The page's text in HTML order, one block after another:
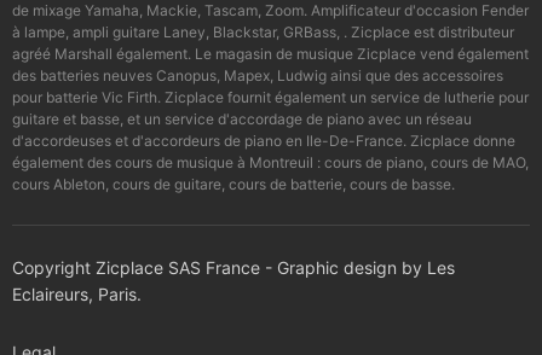
de mixage Yamaha, Mackie, Tascam, Zoom. Amplificateur d'occasion Fender
à lampe, ampli guitare Laney, Blackstar, GRBass, . Zicplace est distributeur
agréé Marshall également. Le magasin de musique Zicplace vend également
des batteries neuves Canopus, Mapex, Ludwig ainsi que des accessoires
pour batterie Vic Firth. Zicplace fournit également un service de lutherie pour
guitare et basse, et un service d'accordage de piano avec un réseau
d'accordeuses et d'accordeurs de piano en Ile-De-France. Zicplace donne
également des cours de musique à Montreuil : cours de piano, cours de MAO,
cours Ableton, cours de guitare, cours de batterie, cours de basse.
Copyright Zicplace SAS France - Graphic design by Les
Eclaireurs, Paris.